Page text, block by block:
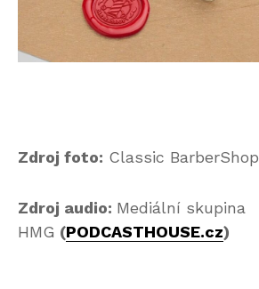
Zdroj foto: Classic BarberShop
Zdroj audio: Mediální skupina
HMG (PODCASTHOUSE.cz)